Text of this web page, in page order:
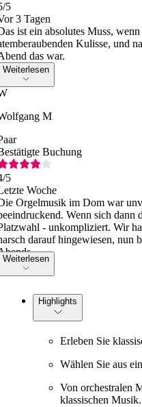
/5
3 Tagen
ist ein absolutes Muss,
Kulisse, und
das war.
Weiterlesen
M
Buchung
/5
Woche
Orgelmusik im Dom war
Wenn sich dann
- unkompliziert. Wir
darauf hingewiesen, nun
Weiterlesen
Highlights
Erleben Sie
Wählen Sie aus
Von orchestralen
klassischen Musik.